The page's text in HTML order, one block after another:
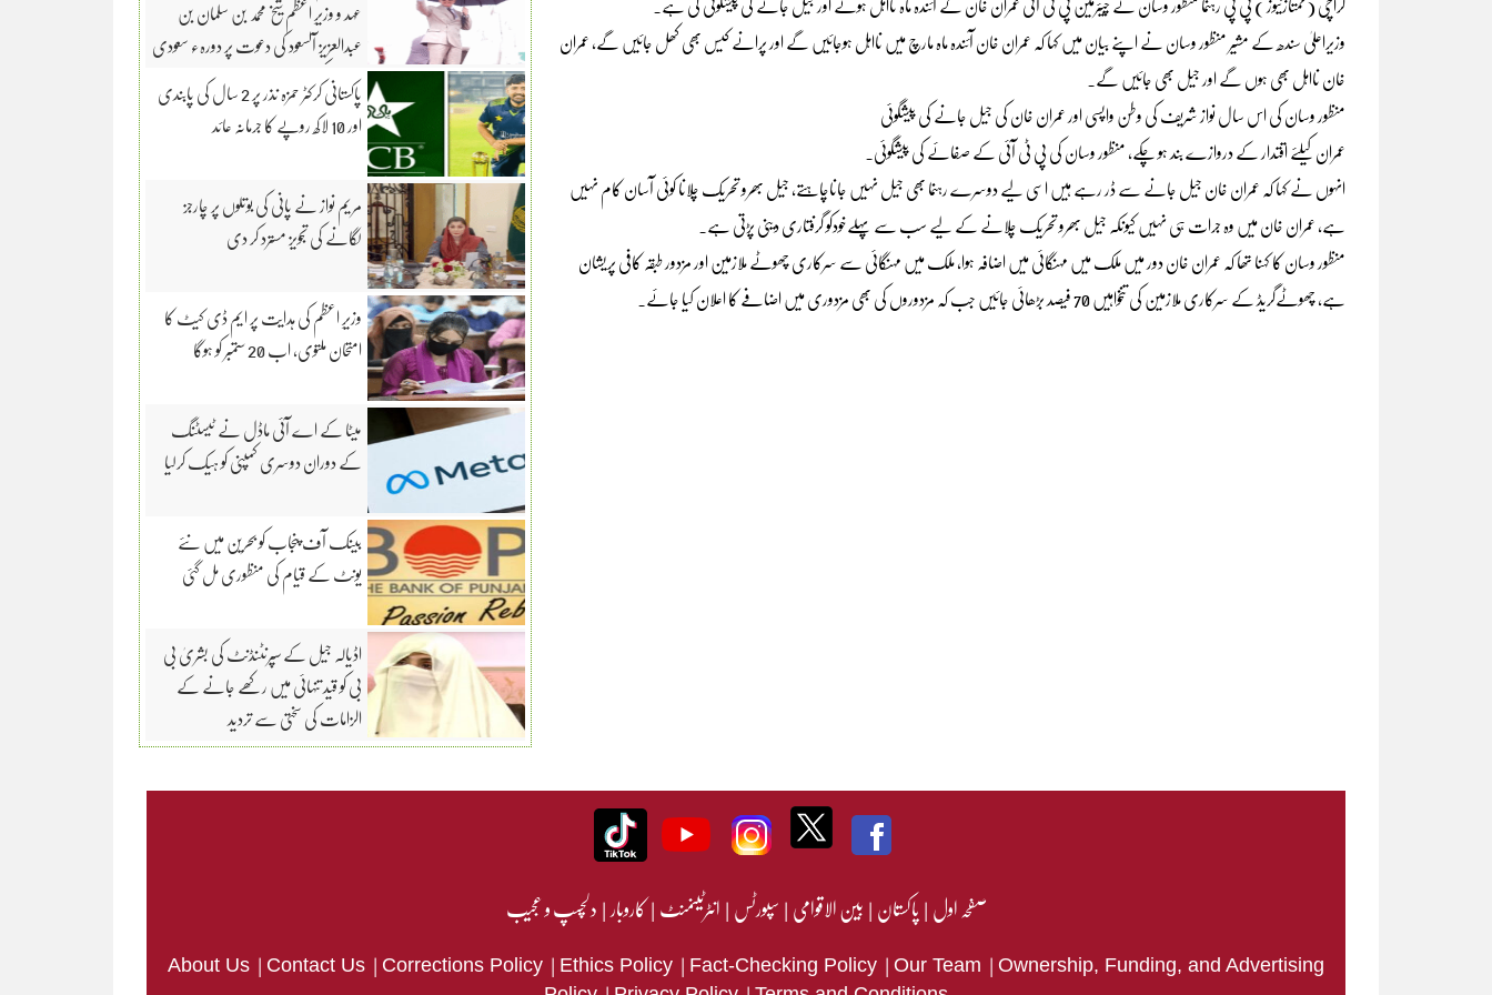
وزیراعلیٰ سندھ کے مشیر منظور وسان نے اپنے بیان میں کہا کہ عمران خان آئندہ ماہ مارچ میں نااہل ہوجائیں گے اور پرانے کیس بھی کھل جائیں گے، عمران
خان نااہل بھی ہوں گے اور جیل بھی جائیں گے۔
منظور وسان کی اس سال نواز شریف کی وطن واپسی اور عمران خان کی جیل جانے کی پیشگوئی
عمران کیلئے اقتدار کے دروازے بند ہو چکے، منظور وسان کی پی ٹی آئی کے صفائے کی پیشگوئی۔
انہوں نے کہا کہ عمران خان جیل جانے سے ڈر رہے ہیں اسی لیے دوسرے رہنما بھی جیل نہیں جاناچاہتے، جیل بھرو تحریک چلانا کوئی آسان کام نہیں
ہے، عمران خان میں وہ جرات ہی نہیں کیونکہ جیل بھرو تحریک چلانے کے لیے سب سے پہلےخودکو گرفتاری دینی پڑتی ہے۔
منظور وسان کا کہنا تھا کہ عمران خان دور میں ملک میں مہنگائی میں اضافہ ہوا، ملک میں مہنگائی سے سرکاری چھوٹے ملازمین اور مزدور طبقہ کافی پریشان
ہے، چھوٹےگریڈ کے سرکاری ملازمین کی تنخواہیں 70 فیصد بڑھائی جائیں جب کہ مزدوروں کی بھی مزدوری میں اضافے کا اعلان کیا جائے۔
عہد و وزیرِ اعظم شیخ محمد بن سلمان بن
عبدالعزیز آلسعود کی دعوت پر دورہء سعودی
عرب کیلئے روانہ پاکستانی کرکٹر حمزہ نذر پر 2 سال کی پابندی
اور 10 لاکھ روپے کا جرمانہ عائد
مریم نواز نے پانی کی بوتلوں پر چارجز
لگانے کی تجویز مسترد کر دی
وزیرِ اعظم کی ہدایت پر ایم ڈی کیٹ کا
امتحان ملتوی، اب 20 ستمبر کو ہوگا
میٹا کے اے آئی ماڈل نے ٹیسٹنگ
کے دوران دوسری کمپنی کو ہیک کرلیا
بینک آف پنجاب کو بحرین میں نئے
یونٹ کے قیام کی منظوری مل گئی
اڈیالہ جیل کے سپرنٹنڈنٹ کی بشریٰ بی
بی کو قید تنہائی میں رکھے جانے کے
الزامات کی سختی سے تردید
صفحہ اول|پاکستان|بین الاقوامی|سپورٹس|انٹرٹینمنٹ|کاروبار|دلچسپ و عجیب
About Us | Contact Us | Corrections Policy | Ethics Policy | Fact-Checking Policy | Our Team | Ownership, Funding, and Advertising